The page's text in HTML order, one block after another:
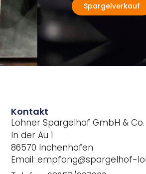
Spargelverkauf
Kontakt
Lohner Spargelhof GmbH & Co.
In der Au 1
86570 Inchenhofen
Email: empfang@spargelhof-